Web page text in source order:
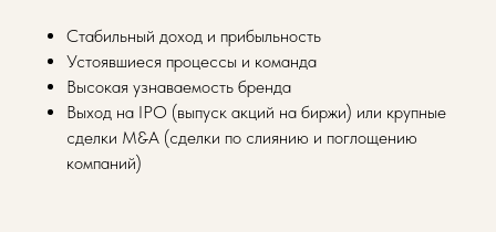
Стабильный доход и прибыльность
Устоявшиеся процессы и команда
Высокая узнаваемость бренда
Выход на IPO (выпуск акций на биржи) или крупные
сделки M&A (сделки по слиянию и поглощению
компаний)